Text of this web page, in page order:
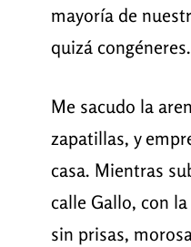
mayoría de
quizá congéneres.
Me sacudo la
zapatillas, y
casa. Mientras
calle Gallo, con
sin prisas,